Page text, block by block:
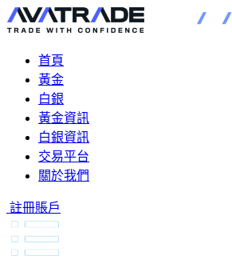
首頁
黃金
白銀
黃金資訊
白銀資訊
交易平台
關於我們
註冊賬戶